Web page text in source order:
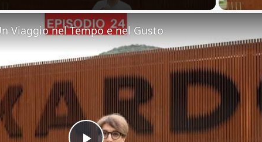
Viaggio nel Tempo e nel Gusto